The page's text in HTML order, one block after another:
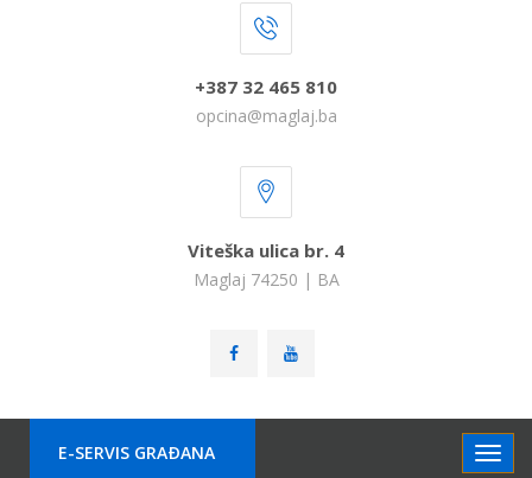
+387 32 465 810
opcina@maglaj.ba
Viteška ulica br. 4
Maglaj 74250 | BA
E-SERVIS GRAÐANA